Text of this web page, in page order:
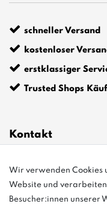
schneller Versand
kostenloser
erstklassiger
Trusted Shops
Kontakt
03763
Wir verwenden Cookies
Website und
Besucher:innen unserer